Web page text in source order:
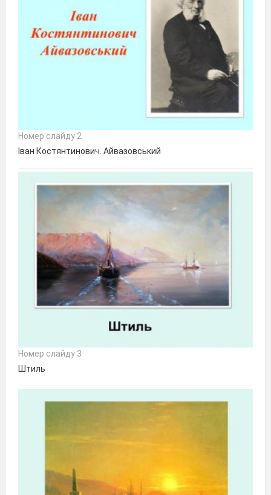
Номер слайду 2
Іван Костянтинович. Айвазовський
Номер слайду 3
Штиль